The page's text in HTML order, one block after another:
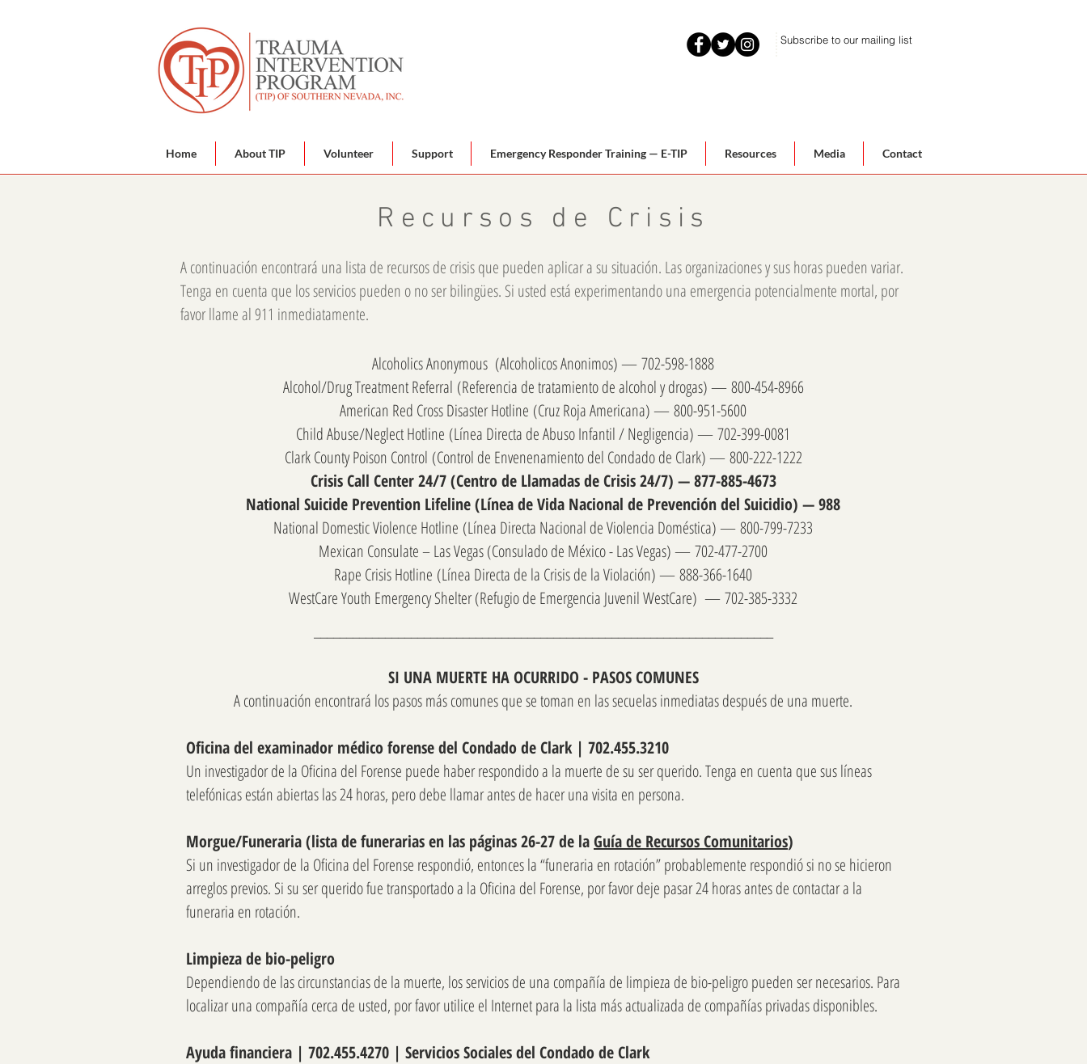
Subscribe to our mailing list
Home About TIP Volunteer Support Emergency Responder Training — E-TIP Resources Media Contact
A continuación encontrará una lista de recursos de crisis que pueden aplicar a su situación. Las organizaciones y sus horas pueden variar.
Tenga en cuenta que los servicios pueden o no ser bilingües. Si usted está experimentando una emergencia potencialmente mortal, por
favor llame al 911 inmediatamente.
Alcoholics Anonymous (Alcoholicos Anonimos) —702-598-1888
Alcohol/Drug Treatment Referral (Referencia de tratamiento de alcohol y drogas) —800-454-8966
American Red Cross Disaster Hotline (Cruz Roja Americana) —800-951-5600
Child Abuse/Neglect Hotline (Línea Directa de Abuso Infantil / Negligencia) —702-399-0081
Clark County Poison Control (Control de Envenenamiento del Condado de Clark) —800-222-1222
Crisis Call Center 24/7(Centro de Llamadas de Crisis 24/7) —877-885-4673
National Suicide Prevention Lifeline(Línea de Vida Nacional de Prevención del Suicidio) — 988
National Domestic Violence Hotline (Línea Directa Nacional de Violencia Doméstica) —800-799-7233
Mexican Consulate – Las Vegas (Consulado de México - Las Vegas) —702-477-2700
Rape Crisis Hotline (Línea Directa de la Crisis de la Violación) —888-366-1640
WestCare Youth Emergency Shelter (Refugio de Emergencia Juvenil WestCare) —702-385-3332
SI UNA MUERTE HA OCURRIDO - PASOS COMUNES
A continuación encontrará los pasos más comunes que se toman en las secuelas inmediatas después de una muerte.
Oficina del examinador médico forense del Condado de Clark | 702.455.3210
Un investigador de la Oficina del Forense puede haber respondido a la muerte de su ser querido. Tenga en cuenta que sus líneas
telefónicas están abiertas las 24 horas, pero debe llamar antes de hacer una visita en persona.
Morgue/Funeraria (lista de funerarias en las páginas 26-27 de laGuía de Recursos Comunitarios)
Si un investigador de la Oficina del Forense respondió, entonces la “funeraria en rotación” probablemente respondió si no se hicieron
arreglos previos. Si su ser querido fue transportado a la Oficina del Forense, por favor deje pasar 24 horas antes de contactar a la
funeraria en rotación.
Limpieza de bio-peligro
Dependiendo de las circunstancias de la muerte, los servicios de una compañía de limpieza de bio-peligro pueden ser necesarios. Para
localizar una compañía cerca de usted, por favor utilice el Internet para la lista más actualizada de compañías privadas disponibles.
Ayuda financiera | 702.455.4270 | Servicios Sociales del Condado de Clark
Recursos de Crisis